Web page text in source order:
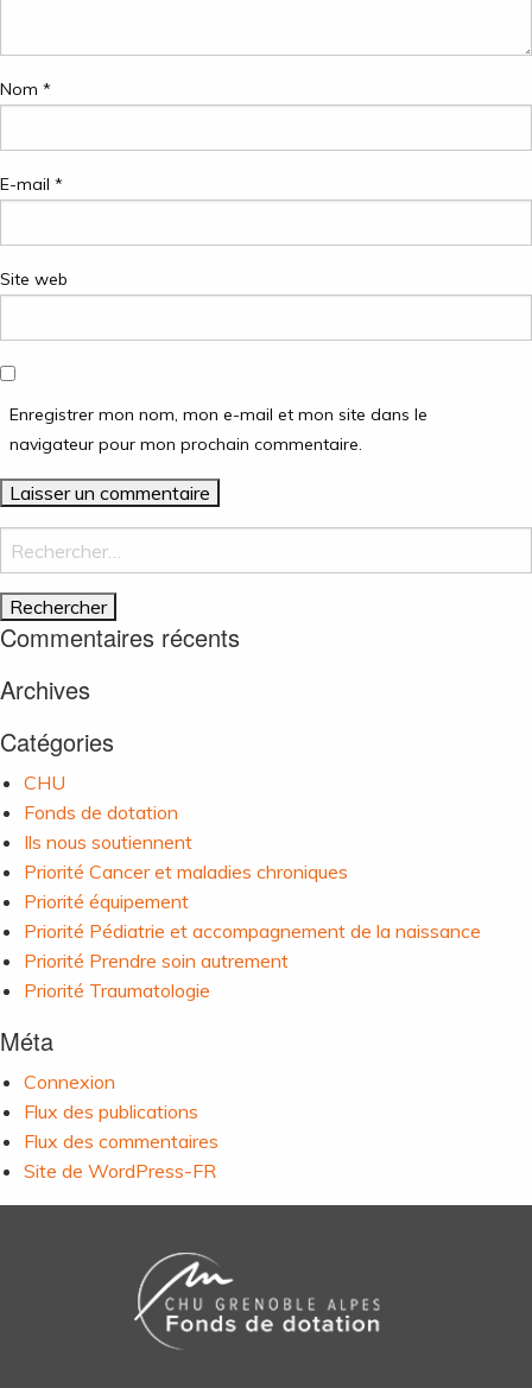
Nom *
E-mail *
Site web
Enregistrer mon nom, mon e-mail et mon site dans le
navigateur pour mon prochain commentaire.
Rechercher :
Commentaires récents
Archives
Catégories
CHU
Fonds de dotation
Ils nous soutiennent
Priorité Cancer et maladies chroniques
Priorité équipement
Priorité Pédiatrie et accompagnement de la naissance
Priorité Prendre soin autrement
Priorité Traumatologie
Méta
Connexion
Flux des publications
Flux des commentaires
Site de WordPress-FR